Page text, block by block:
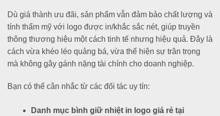
Dù giá thành ưu đãi, sản phẩm vẫn đảm bảo chất lượng và
tính thẩm mỹ với logo được in/khắc sắc nét, giúp truyền
thông thương hiệu một cách tinh tế nhưng hiệu quả. Đây là
cách vừa khéo léo quảng bá, vừa thể hiện sự trân trọng
mà không gây gánh nặng tài chính cho doanh nghiệp.
Bạn có thể cân nhắc từ các đối tác uy tín:
Danh mục bình giữ nhiệt in logo giá rẻ tại